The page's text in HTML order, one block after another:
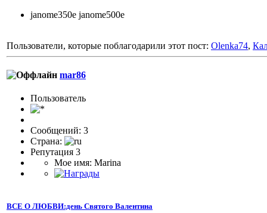
janome350e janome500e
Пользователи, которые поблагодарили этот пост: Olenka74,
mar86
Пользователь
Сообщений: 3
Страна:
Репутация 3
Мое имя: Marina
ВСЕ О ЛЮБВИ:день Святого Валентина